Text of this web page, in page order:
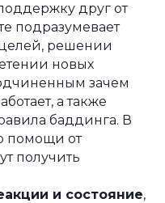
друг от
подразумевает
решении
новых
зачем
а также
баддинга. В
помощи от
получить
и состояние,